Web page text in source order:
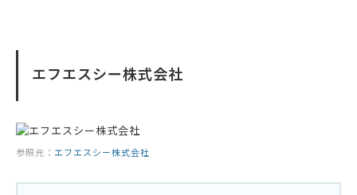
エフエスシー株式会社
参照元： エフエスシー株式会社